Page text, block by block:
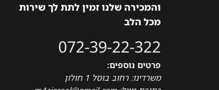
והמכירה שלנו זמין לתת לך שירות
מכל הלב
072-39-22-322
פרטים נוספים:
משרדינו: רחוב בוסל 1 חולון